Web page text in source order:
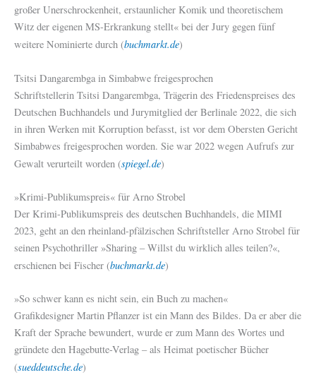
großer Unerschrockenheit, erstaunlicher Komik und theoretischem
Witz der eigenen MS-Erkrankung stellt« bei der Jury gegen fünf
weitere Nominierte durch (buchmarkt.de)
Tsitsi Dangarembga in Simbabwe freigesprochen
Schriftstellerin Tsitsi Dangarembga, Trägerin des Friedenspreises des
Deutschen Buchhandels und Jurymitglied der Berlinale 2022, die sich
in ihren Werken mit Korruption befasst, ist vor dem Obersten Gericht
Simbabwes freigesprochen worden. Sie war 2022 wegen Aufrufs zur
Gewalt verurteilt worden (spiegel.de)
»Krimi-Publikumspreis« für Arno Strobel
Der Krimi-Publikumspreis des deutschen Buchhandels, die MIMI
2023, geht an den rheinland-pfälzischen Schriftsteller Arno Strobel für
seinen Psychothriller »Sharing – Willst du wirklich alles teilen?«,
erschienen bei Fischer (buchmarkt.de)
»So schwer kann es nicht sein, ein Buch zu machen«
Grafikdesigner Martin Pflanzer ist ein Mann des Bildes. Da er aber die
Kraft der Sprache bewundert, wurde er zum Mann des Wortes und
gründete den Hagebutte-Verlag – als Heimat poetischer Bücher
(sueddeutsche.de)